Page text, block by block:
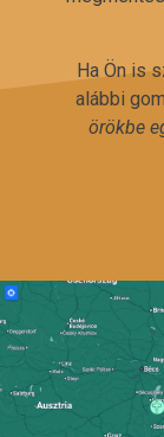
Ha Ön is
alábbi
örökbe